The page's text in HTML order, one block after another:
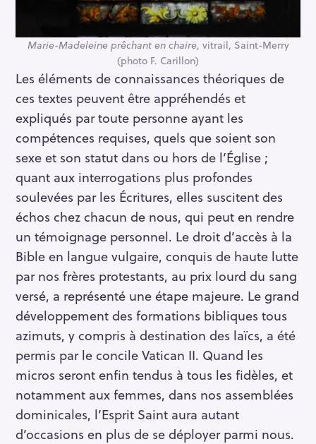
Marie-Madeleine prêchant en chaire, vitrail, Saint-Merry
(photo F. Carillon)
Les éléments de connaissances théoriques de
ces textes peuvent être appréhendés et
expliqués par toute personne ayant les
compétences requises, quels que soient son
sexe et son statut dans ou hors de l’Église ;
quant aux interrogations plus profondes
soulevées par les Écritures, elles suscitent des
échos chez chacun de nous, qui peut en rendre
un témoignage personnel. Le droit d’accès à la
Bible en langue vulgaire, conquis de haute lutte
par nos frères protestants, au prix lourd du sang
versé, a représenté une étape majeure. Le grand
développement des formations bibliques tous
azimuts, y compris à destination des laïcs, a été
permis par le concile Vatican II. Quand les
micros seront enfin tendus à tous les fidèles, et
notamment aux femmes, dans nos assemblées
dominicales, l’Esprit Saint aura autant
d’occasions en plus de se déployer parmi nous.
e
r
h
e
r